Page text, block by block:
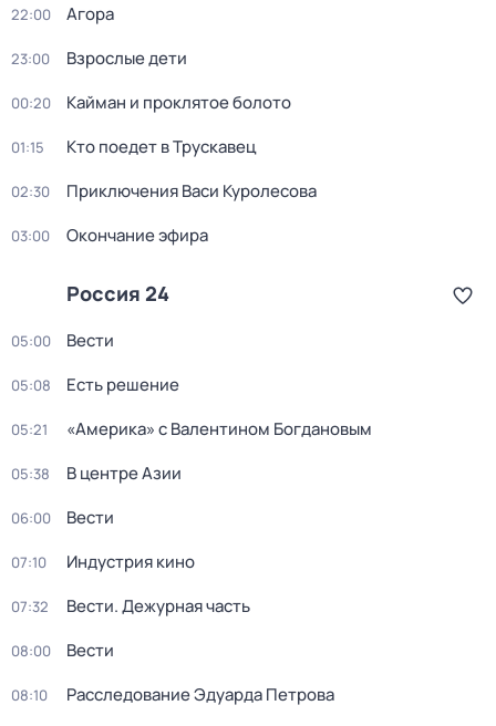
22:00 Агора
23:00 Взрослые дети
00:20 Кайман и проклятое болото
01:15 Кто поедет в Трускавец
02:30 Приключения Васи Куролесова
03:00 Окончание эфира
Россия 24
05:00 Вести
05:08 Есть решение
05:21 «Америка» с Валентином Богдановым
05:38 В центре Азии
06:00 Вести
07:10 Индустрия кино
07:32 Вести. Дежурная часть
08:00 Вести
08:10 Расследование Эдуарда Петрова